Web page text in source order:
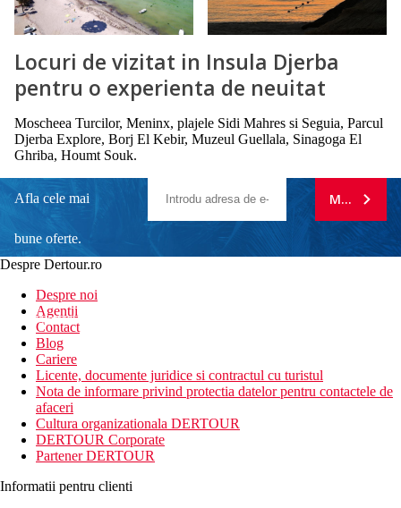
Locuri de vizitat in Insula Djerba
pentru o experienta de neuitat
Moscheea Turcilor, Meninx, plajele Sidi Mahres si Seguia, Parcul
Djerba Explore, Borj El Kebir, Muzeul Guellala, Sinagoga El
Ghriba, Houmt Souk.
Afla cele mai
bune oferte.
newsletter!
MA
Despre Dertour.ro
Despre noi
Agentii
Contact
Blog
Cariere
Licente, documente juridice si contractul cu turistul
Nota de informare privind protectia datelor pentru contactele de
afaceri
Cultura organizationala DERTOUR
DERTOUR Corporate
Partener DERTOUR
Informatii pentru clienti